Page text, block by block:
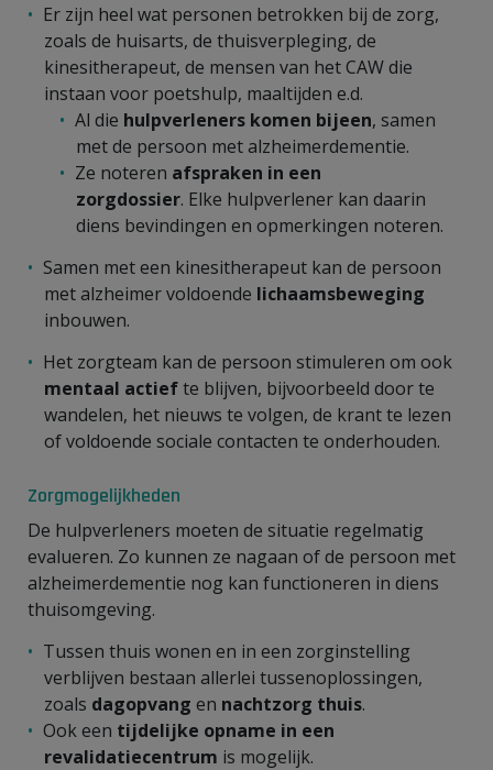
Er zijn heel wat personen betrokken bij de zorg,
zoals de huisarts, de thuisverpleging, de
kinesitherapeut, de mensen van het CAW die
instaan voor poetshulp, maaltijden e.d.
Al die hulpverleners komen bijeen, samen
met de persoon met alzheimerdementie.
Ze noteren afspraken in een
zorgdossier. Elke hulpverlener kan daarin
diens bevindingen en opmerkingen noteren.
Samen met een kinesitherapeut kan de persoon
met alzheimer voldoende lichaamsbeweging
inbouwen.
Het zorgteam kan de persoon stimuleren om ook
mentaal actiefte blijven, bijvoorbeeld door te
wandelen, het nieuws te volgen, de krant te lezen
of voldoende sociale contacten te onderhouden.
Zorgmogelijkheden
De hulpverleners moeten de situatie regelmatig
evalueren. Zo kunnen ze nagaan of de persoon met
alzheimerdementie nog kan functioneren in diens
thuisomgeving.
Tussen thuis wonen en in een zorginstelling
verblijven bestaan allerlei tussenoplossingen,
zoals dagopvang en nachtzorg thuis.
Ook een tijdelijke opname in een
revalidatiecentrum is mogelijk.